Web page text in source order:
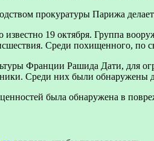
прокуратуры Парижа
известно 19 октября. Группа
Среди похищенного, по
Франции Рашида Дати, для
Среди них были обнаружены
была обнаружена в